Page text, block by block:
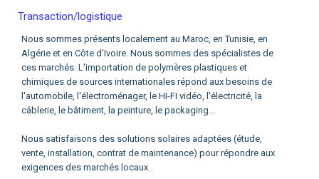
Transaction/logistique
Nous sommes présents localement au Maroc, en Tunisie, en
Algérie et en Côte d'Ivoire. Nous sommes des spécialistes de
ces marchés. L'importation de polymères plastiques et
chimiques de sources internationales répond aux besoins de
l'automobile, l'électroménager, le HI-FI vidéo, l'électricité, la
câblerie, le bâtiment, la peinture, le packaging...
Nous satisfaisons des solutions solaires adaptées (étude,
vente, installation, contrat de maintenance) pour répondre aux
exigences des marchés locaux.